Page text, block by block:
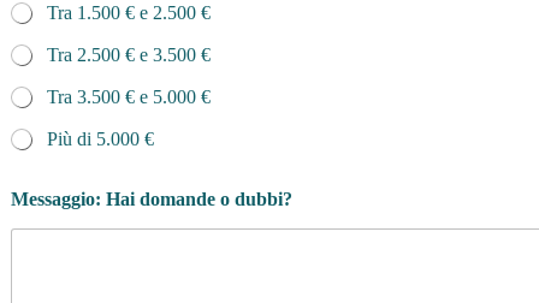
Tra 1.500 € e 2.500 €
Tra 2.500 € e 3.500 €
Tra 3.500 € e 5.000 €
Più di 5.000 €
Messaggio: Hai domande o dubbi?